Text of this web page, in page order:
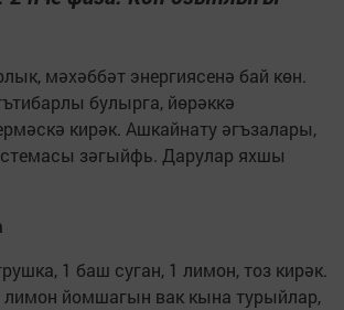
мәхәббәт энергиясенә бай көн.
булырга, йөрәккә
кирәк. Ашкайнату әгъзалары,
зәгыйфь. Дарулар яхшы
1 баш суган, 1 лимон, тоз кирәк.
лимон йомшагын вак кына турыйлар,